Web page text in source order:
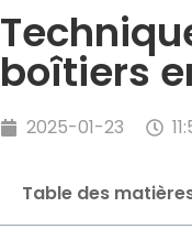
boîtiers
2025-01-23
Table des